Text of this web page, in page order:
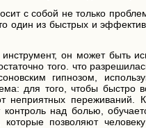
с собой не только
один из быстрых и
он может быть
того. что
гипнозом,
для того, чтобы быстро
неприятных переживаний.
контроль над болью,
позволяют